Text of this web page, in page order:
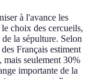
à l'avance les
choix des cercueils,
la sépulture. Selon
Français estiment
seulement 30%
importante de la